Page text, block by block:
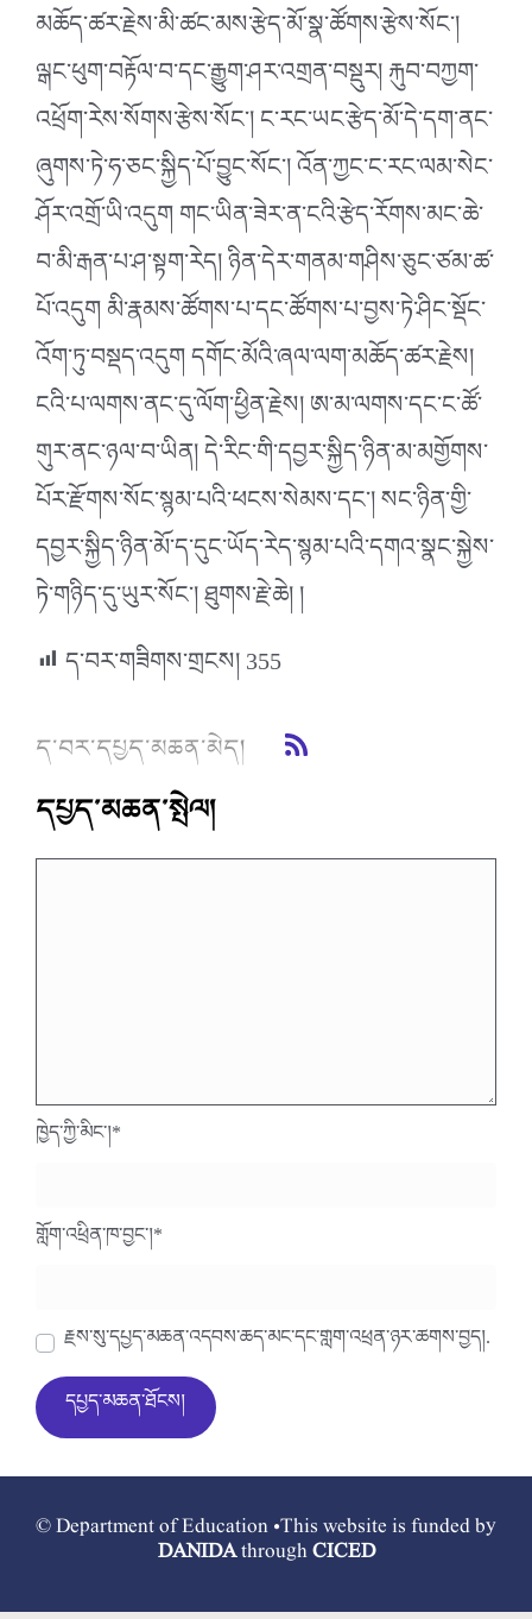
མཆོད་ཚར་རྗེས་མི་ཚང་མས་རྩེད་མོ་སྣ་ཚོགས་རྩེས་སོང་།
ལྒང་ཕུག་བརྟོལ་བ་དང་རྒྱུག་ཤར་འགྲན་བསྡུར། རྐུབ་བཀྱག་
འཕྲོག་རེས་སོགས་རྩེས་སོང་། ང་རང་ཡང་རྩེད་མོ་དེ་དག་ནང་
ཞུགས་ཏེ་ཧ་ཅང་སྐྱིད་པོ་བྱུང་སོང་། འོན་ཀྱང་ང་རང་ལམ་སེང་
ཤོར་འགྲོ་ཡི་འདུག གང་ཡིན་ཟེར་ན་ངའི་རྩེད་རོགས་མང་ཆེ་
བ་མི་རྒན་པ་ཤ་སྟག་རེད། ཉིན་དེར་གནམ་གཤིས་ཅུང་ཙམ་ཚ་
པོ་འདུག མི་རྣམས་ཚོགས་པ་དང་ཚོགས་པ་བྱས་ཏེ་ཤིང་སྡོང་
འོག་ཏུ་བསྡད་འདུག དགོང་མོའི་ཞལ་ལག་མཆོད་ཚར་རྗེས།
ངའི་པ་ལགས་ནང་དུ་ལོག་ཕྱིན་རྗེས། ཨ་མ་ལགས་དང་ང་ཚོ་
གུར་ནང་ཉལ་བ་ཡིན། དེ་རིང་གི་དབྱར་སྐྱིད་ཉིན་མ་མགྱོགས་
པོར་རྫོགས་སོང་སྙམ་པའི་ཕངས་སེམས་དང་། སང་ཉིན་གྱི་
དབྱར་སྐྱིད་ཉིན་མོ་ད་དུང་ཡོད་རེད་སྙམ་པའི་དགའ་སྣང་སྐྱེས་
ཏེ་གཉིད་དུ་ཡུར་སོང་། ཐུགས་རྗེ་ཆེ། །
ད་བར་གཟིགས་གྲངས།355
ད་བར་དཔྱད་མཆན་མེད།
དཔྱད་མཆན་སྤེལ།
ཁྱེད་ཀྱི་མིང་།*
གློག་འཕྲིན་ཁ་བྱང་།*
རྗེས་སུ་དཔྱད་མཆན་འདེབས་ཆེད་མིང་དང་གློག་འཕྲིན་ཉར་ཚགས་བྱེད།.
© Department of Education •This website is funded by
DANIDAthroughCICED